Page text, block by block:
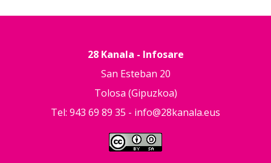
28 Kanala - Infosare
San Esteban 20
Tolosa (Gipuzkoa)
Tel: 943 69 89 35 - info@28kanala.eus